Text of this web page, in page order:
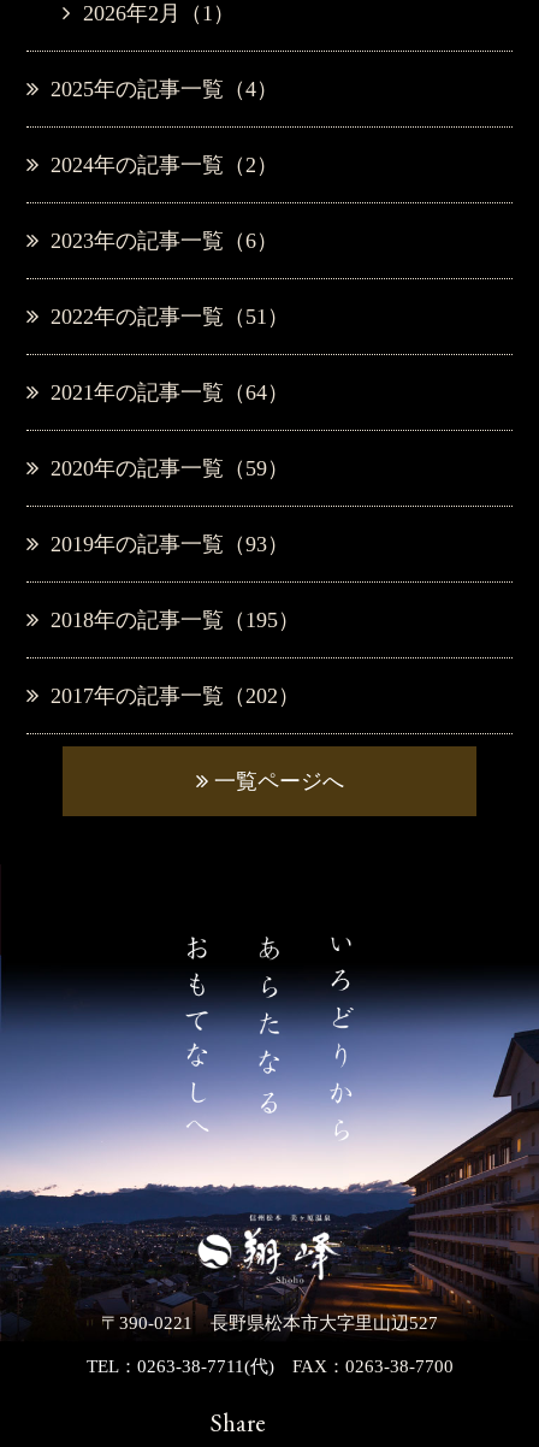
2026年2月（1）
2025年の記事一覧（4）
2024年の記事一覧（2）
2023年の記事一覧（6）
2022年の記事一覧（51）
2021年の記事一覧（64）
2020年の記事一覧（59）
2019年の記事一覧（93）
2018年の記事一覧（195）
2017年の記事一覧（202）
一覧ページへ
〒390-0221 長野県松本市大字里山辺527
TEL：0263-38-7711(代)FAX：0263-38-7700
Share